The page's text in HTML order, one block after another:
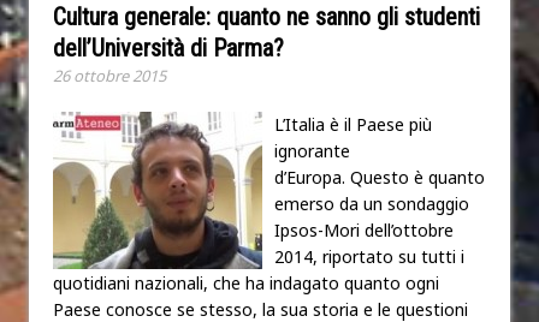
Cultura generale: quanto ne sanno gli studenti
dell’Università di Parma?
26 ottobre 2015
L’Italia è il Paese più
ignorante
d’Europa. Questo è quanto
emerso da un sondaggio
Ipsos-Mori dell’ottobre
2014, riportato su tutti i
quotidiani nazionali, che ha indagato quanto ogni
Paese conosce se stesso, la sua storia e le questioni